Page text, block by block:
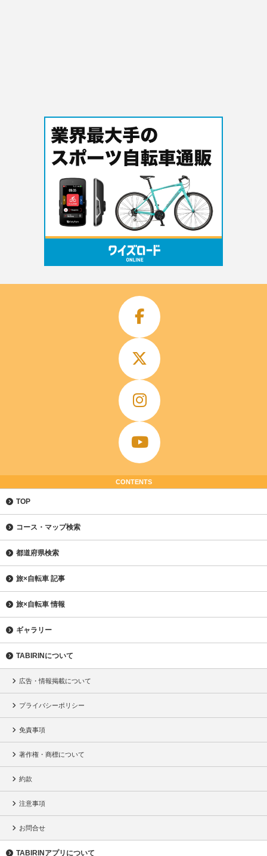
CONTENTS
TOP
コース・マップ検索
都道府県検索
旅×自転車 記事
旅×自転車 情報
ギャラリー
TABIRINについて
広告・情報掲載について
プライバシーポリシー
免責事項
著作権・商標について
約款
注意事項
お問合せ
TABIRINアプリについて